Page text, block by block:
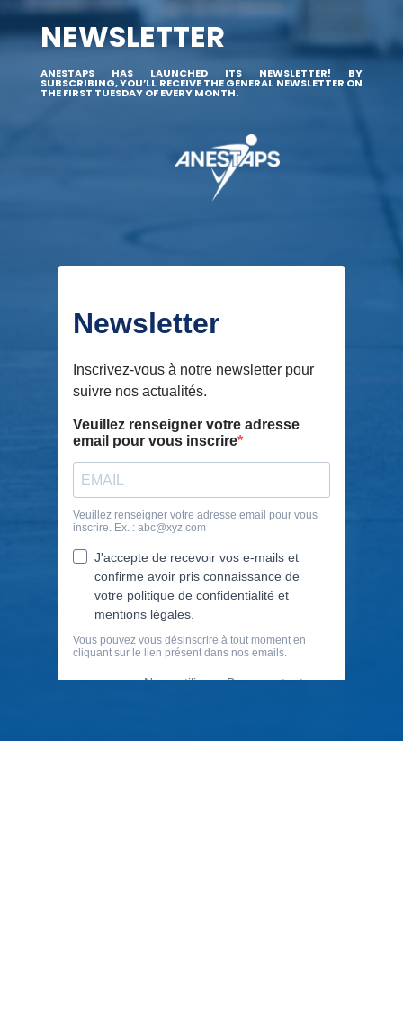
NEWSLETTER
ANESTAPS HAS LAUNCHED ITS NEWSLETTER! BY
SUBSCRIBING, YOU’LL RECEIVE THE GENERAL NEWSLETTER ON
THE FIRST TUESDAY OF EVERY MONTH.